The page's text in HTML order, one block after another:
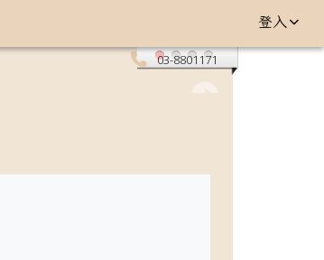
登入
03-8801171